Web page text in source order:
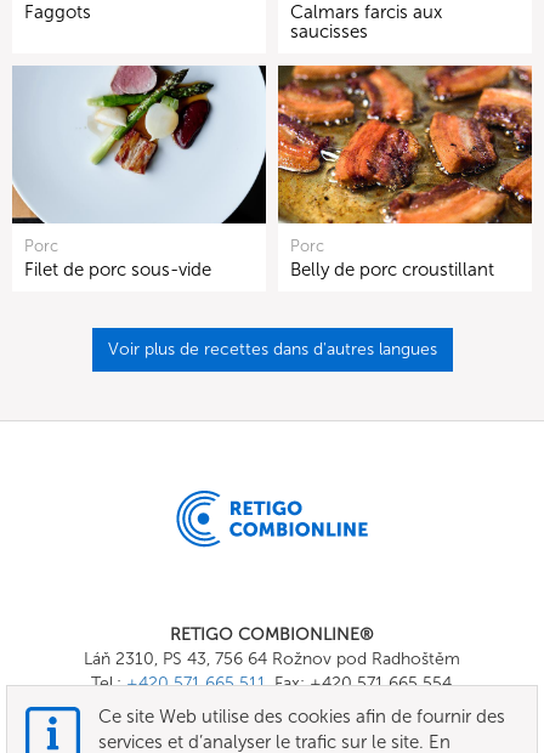
Faggots
Calmars farcis aux
saucisses
Porc
Filet de porc sous-vide
Porc
Belly de porc croustillant
Voir plus de recettes dans d'autres langues
RETIGO COMBIONLINE®
Láň 2310, PS 43, 756 64 Rožnov pod Radhoštěm
Tel.:+420 571 665 511, Fax: +420 571 665 554
E-mail:
info@combionline.com
Ce site Web utilise des cookies afin de fournir des
services et d’analyser le trafic sur le site. En